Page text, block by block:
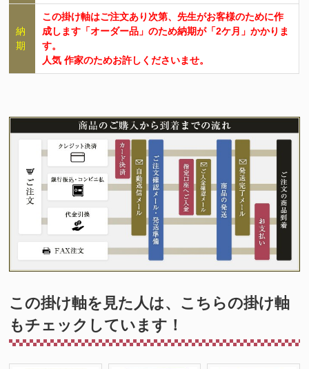
納
期
この掛け軸はご注文あり次第、先生がお客様のために作
成します「オーダー品」のため納期が「2ケ月」かかりま
す。
人気 作家のためお許しくださいませ。
この掛け軸を見た人は、こちらの掛け軸
もチェックしています！